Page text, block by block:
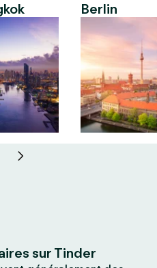
Berlin
sur Tinder